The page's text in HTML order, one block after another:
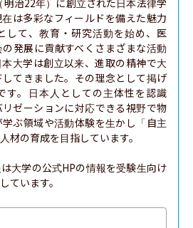
治22年）に創立された日本法律学
は多彩なフィールドを備えた魅力
して、教育・研究活動を始め、医
発展に貢献すべくさまざまな活動
大学は創立以来、進取の精神で大
てきました。その理念として掲げ
す。日本人としての主体性を認識
ゼーションに対応できる視野で物
ぶ領域や活動体験を生かし「自主
材の育成を目指しています。
大学の公式HPの情報を受験生向け
ています。